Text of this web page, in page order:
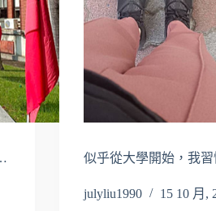
似乎從大學開始，我
julyliu1990 15 10 月,